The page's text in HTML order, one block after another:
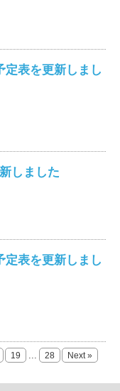
定表を更新しまし
しました
定表を更新しまし
19 ... 28 Next »